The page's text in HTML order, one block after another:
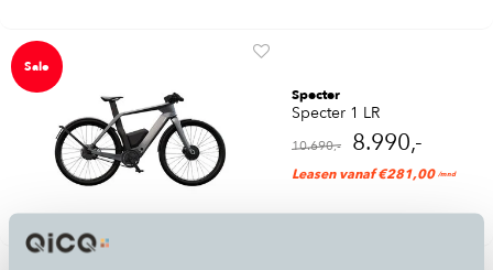
Sale
Specter
Specter 1 LR
10.690,- 8.990,-
Leasen vanaf €281,00 /mnd